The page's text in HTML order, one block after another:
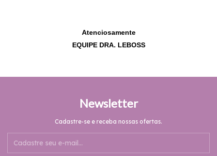
Atenciosamente
EQUIPE DRA. LEBOSS
Newsletter
Cadastre-se e receba nossas ofertas.